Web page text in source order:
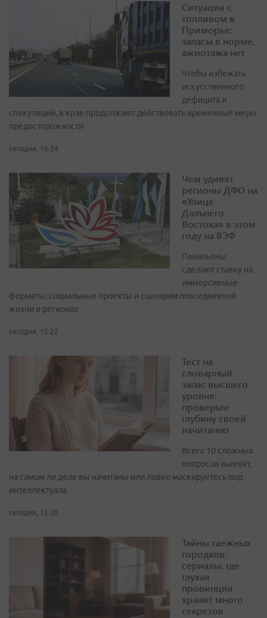
Ситуация с
топливом в
Приморье:
запасы в норме,
ажиотажа нет
Чтобы избежать
искусственного
дефицита и
спекуляций, в крае продолжают действовать временные меры
предосторожности
сегодня, 16:24
Чем удивят
регионы ДФО на
«Улице
Дальнего
Востока» в этом
году на ВЭФ
Павильоны
сделают ставку на
иммерсивные
форматы, социальные проекты и сценарии повседневной
жизни в регионах
сегодня, 15:22
Тест на
словарный
запас высшего
уровня:
проверьте
глубину своей
начитанно
Всего 10 сложных
вопросов выявят,
на самом ли деле вы начитаны или ловко маскируетесь под
интеллектуала
сегодня, 12:20
Тайны таежных
городков:
сериалы, где
глухая
провинция
хранит много
секретов